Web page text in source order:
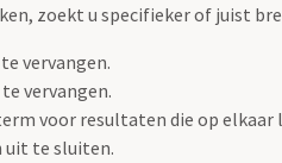
zoekt u specifieker of juist
vervangen.
vervangen.
voor resultaten die op elkaar
uit te sluiten.